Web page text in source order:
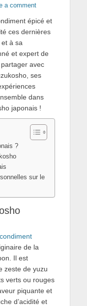
a comment
épicé et
ces dernières
à sa
et expert de
avec
ses
dans
japonais !
?
sur le
de la
Il est
zeste de yuzu
verts ou rouges
piquante et
d’acidité et